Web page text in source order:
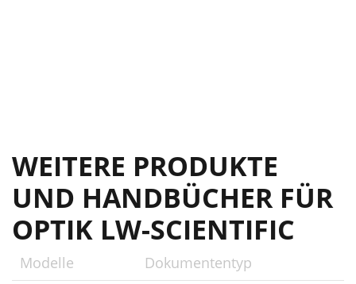
WEITERE PRODUKTE
UND HANDBÜCHER FÜR
OPTIK LW-SCIENTIFIC
Modelle Dokumententyp